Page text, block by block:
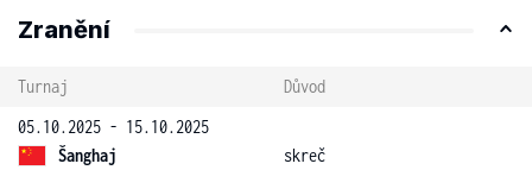
Zranění
Turnaj
Důvod
05.10.2025 - 15.10.2025
Šanghaj
skreč